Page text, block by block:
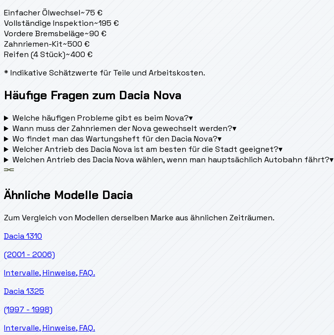
Einfacher Ölwechsel~75 €
Vollständige Inspektion~195 €
Vordere Bremsbeläge~90 €
Zahnriemen-Kit~500 €
Reifen (4 Stück)~400 €
* Indikative Schätzwerte für Teile und Arbeitskosten.
Häufige Fragen zum Dacia Nova
Welche häufigen Probleme gibt es beim Nova?▾
Wann muss der Zahnriemen der Nova gewechselt werden?▾
Wo findet man das Wartungsheft für den Dacia Nova?▾
Welcher Antrieb des Dacia Nova ist am besten für die Stadt geeignet?▾
Welchen Antrieb des Dacia Nova wählen, wenn man hauptsächlich Autobahn fährt?▾
Ähnliche Modelle Dacia
Zum Vergleich von Modellen derselben Marke aus ähnlichen Zeiträumen.
Dacia1310
(2001 - 2006)
Intervalle, Hinweise, FAQ.
Dacia1325
(1997 - 1998)
Intervalle, Hinweise, FAQ.